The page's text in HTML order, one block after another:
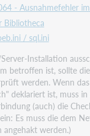
- Ausnahmefehler
Bibliotheca
/ sql.ini
Installation
betroffen ist, sollte
werden. Wenn
deklariert ist, muss
(auch) die
Es muss die dem
werden.)